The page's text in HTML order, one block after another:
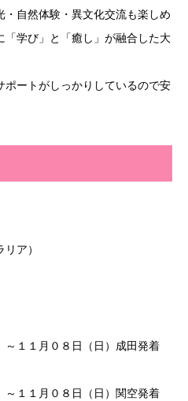
自然体験・異文化交流も楽しめ
「学び」と「癒し」が融合した大
ートがしっかりしているので安
ア）
～１１月０８日（日）成田発着
～１１月０８日（日）関空発着